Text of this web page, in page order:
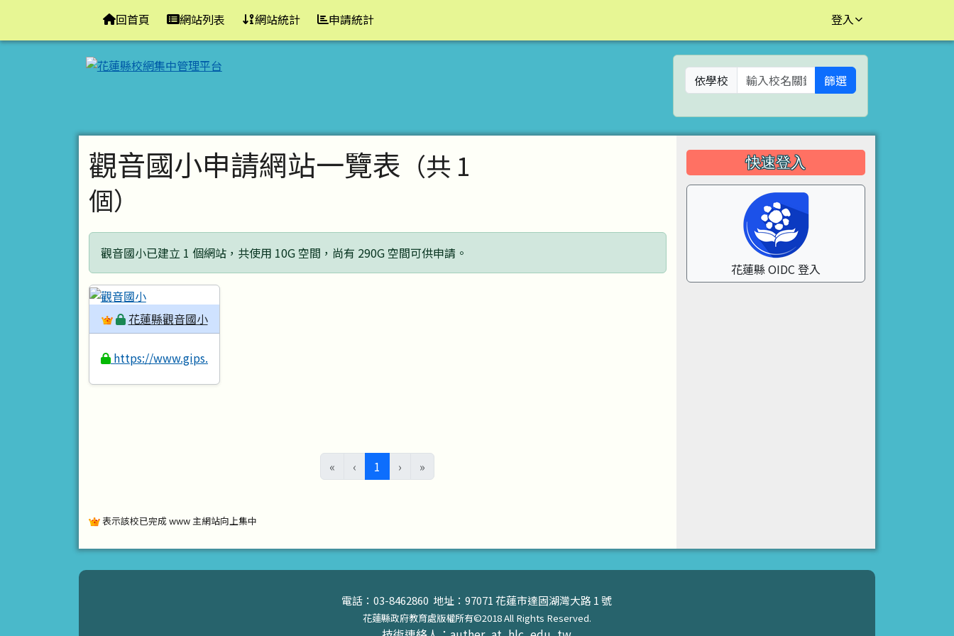
花蓮縣校網集中管理平台
回首頁 網站列表 網站統計 申請統計 登入
依學校 篩選
主內容區域
觀音國小申請網站一覽表 （共 1
個）
觀音國小已建立 1 個網站，共使用 10G 空間，尚有 290G 空間可供申請。
花蓮縣觀音國小
https://www.gips.hlc.edu.tw
« ‹ 1 (目前頁次)
› »
表示該校已完成 www 主網站向上集中
左邊區域內容
快速登入
花蓮縣 OIDC 登入
頁尾區域
電話：03-8462860 地址：97071 花蓮市達固湖灣大路 1 號
花蓮縣政府教育處版權所有©2018 All Rights Reserved.